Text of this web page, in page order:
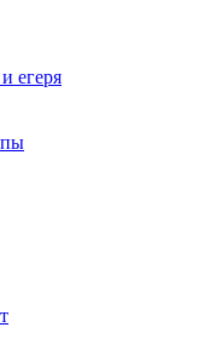
егеря